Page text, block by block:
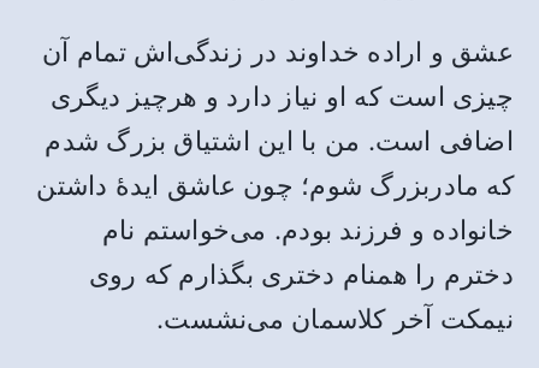
عشق و اراده خداوند در زندگی‌اش تمام آن
چیزی است که او نیاز دارد و هرچیز دیگری
اضافی است. من با این اشتیاق بزرگ شدم
که مادربزرگ شوم؛ چون عاشق ایدۀ داشتن
خانواده و فرزند بودم. می‌خواستم نام
دخترم را همنام دختری بگذارم که روی
نیمکت آخر کلا‌سمان می‌نشست.